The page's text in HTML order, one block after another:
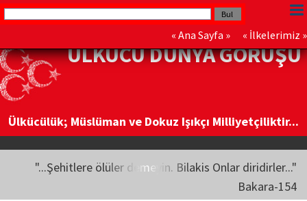
« Ana Sayfa » « İlkelerimiz »
ÜLKÜCÜ DÜNYA GÖRÜŞÜ
Ülkücülük; Müslüman ve Dokuz Işıkçı Milliyetçiliktir...
"...Şehitlere ölüler demeyin. Bilakis Onlar diridirler..."
Bakara-154